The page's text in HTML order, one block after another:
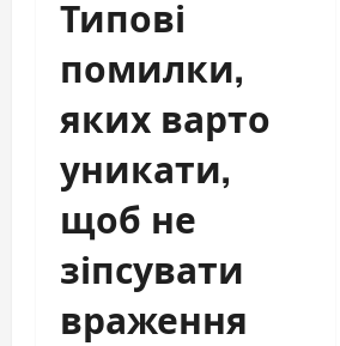
Типові
помилки,
яких варто
уникати,
щоб не
зіпсувати
враження